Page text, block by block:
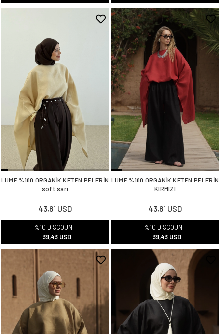
LUME %100 ORGANİK KETEN PELERİN
soft sarı
43,81 USD
%10 DISCOUNT
39,43 USD
LUME %100 ORGANİK KETEN PELERİN
KIRMIZI
43,81 USD
%10 DISCOUNT
39,43 USD